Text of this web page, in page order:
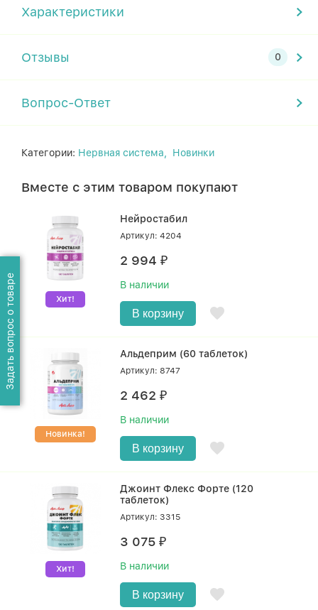
Характеристики
Отзывы
Вопрос-Ответ
Категории: Нервная система, Новинки
Вместе с этим товаром покупают
Хит!
Нейростабил
Артикул: 4204
2 994₽
В наличии
В корзину
Новинка!
Альдеприм (60 таблеток)
Артикул: 8747
2 462₽
В наличии
В корзину
Хит!
Джоинт Флекс Форте (120
таблеток)
Артикул: 3315
3 075₽
В наличии
В корзину
Задать вопрос о товаре